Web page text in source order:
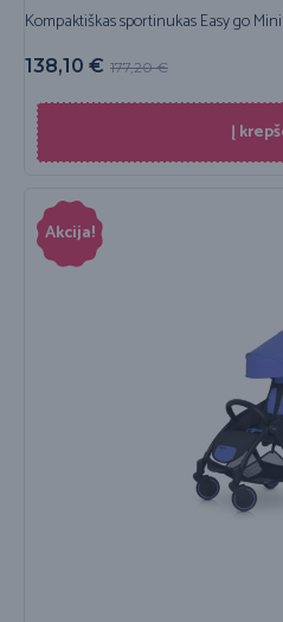
Kompaktiškas sportinukas Easy go
177,20€
138,10 €
Į
Akcija!